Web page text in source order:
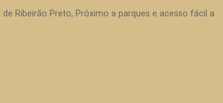
Ribeirão Preto, Próximo a parques e acesso fácil a